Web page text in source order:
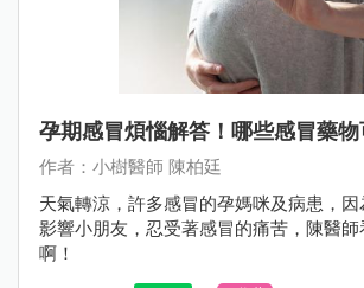
孕期感冒煩惱解答！哪些感冒藥物
作者：小樹醫師 陳柏廷
天氣轉涼，許多感冒的孕媽咪及病患，
影響小朋友，忍受著感冒的痛苦，陳醫
啊！